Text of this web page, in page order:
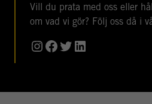
Vill du prata med oss eller
om vad vi gör? Följ oss då i
Instagram
Facebook
Twitter
LinkedIn